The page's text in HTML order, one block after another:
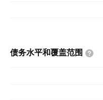
债务水平和覆盖范围